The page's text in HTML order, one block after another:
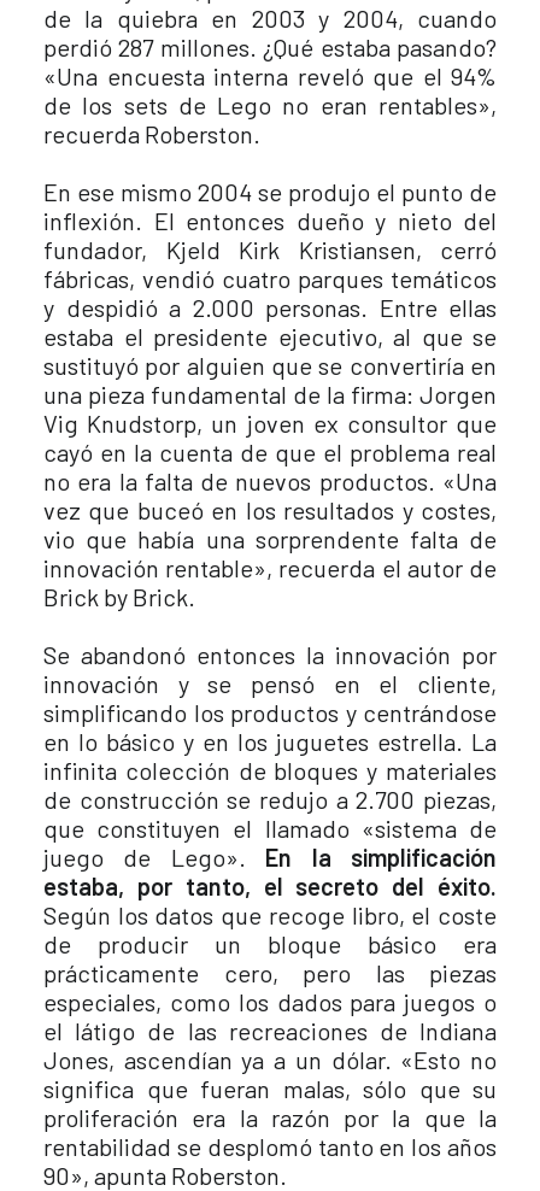
de la quiebra en 2003 y 2004, cuando
perdió 287 millones. ¿Qué estaba pasando?
«Una encuesta interna reveló que el 94%
de los sets de Lego no eran rentables»,
recuerda Roberston.
En ese mismo 2004 se produjo el punto de
inflexión. El entonces dueño y nieto del
fundador, Kjeld Kirk Kristiansen, cerró
fábricas, vendió cuatro parques temáticos
y despidió a 2.000 personas. Entre ellas
estaba el presidente ejecutivo, al que se
sustituyó por alguien que se convertiría en
una pieza fundamental de la firma: Jorgen
Vig Knudstorp, un joven ex consultor que
cayó en la cuenta de que el problema real
no era la falta de nuevos productos. «Una
vez que buceó en los resultados y costes,
vio que había una sorprendente falta de
innovación rentable», recuerda el autor de
Brick by Brick.
Se abandonó entonces la innovación por
innovación y se pensó en el cliente,
simplificando los productos y centrándose
en lo básico y en los juguetes estrella. La
infinita colección de bloques y materiales
de construcción se redujo a 2.700 piezas,
que constituyen el llamado «sistema de
juego de Lego». En la simplificación
estaba, por tanto, el secreto del éxito.
Según los datos que recoge libro, el coste
de producir un bloque básico era
prácticamente cero, pero las piezas
especiales, como los dados para juegos o
el látigo de las recreaciones de Indiana
Jones, ascendían ya a un dólar. «Esto no
significa que fueran malas, sólo que su
proliferación era la razón por la que la
rentabilidad se desplomó tanto en los años
90», apunta Roberston.